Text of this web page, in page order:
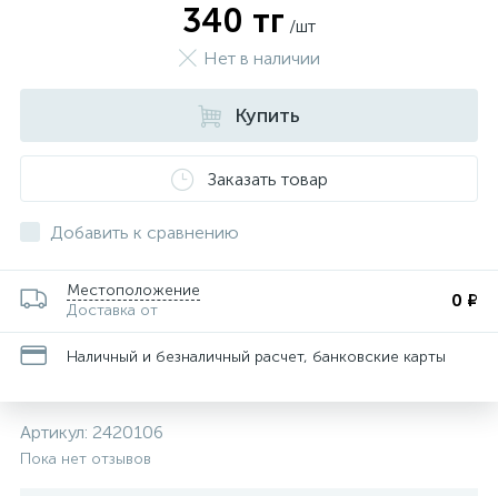
340 тг /шт
Нет в наличии
Купить
Заказать товар
Добавить к сравнению
Местоположение
Доставка от
0 ₽
Наличный и безналичный расчет, банковские карты
Артикул: 2420106
Пока нет отзывов